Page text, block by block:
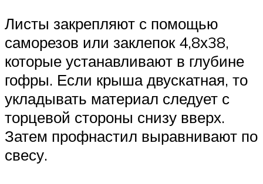
Листы закрепляют с помощью
саморезов или заклепок 4,8х38,
которые устанавливают в глубине
гофры. Если крыша двускатная, то
укладывать материал следует с
торцевой стороны снизу вверх.
Затем профнастил выравнивают по
свесу.